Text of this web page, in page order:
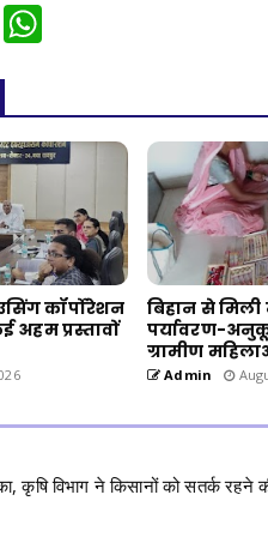
Telegram
कॉर्पोरेशन
अहम प्रस्तावों
बिहान से मिली
पर्यावरण-
ग्रामीण
Admin
कृषि विभाग ने किसानों को सतर्क रहने